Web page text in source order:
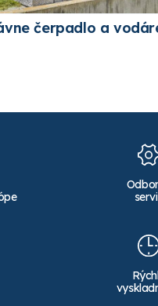
čerpadlo a